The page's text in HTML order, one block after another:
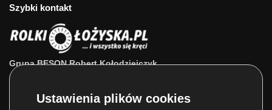
Szybki kontakt
Grupa BESON Robert Kołodziejczyk
ul. Powstańców Wlkp. 63a